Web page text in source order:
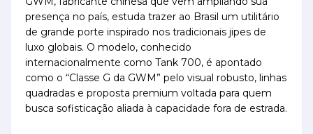
presença no país, estuda trazer ao Brasil um utilitário
de grande porte inspirado nos tradicionais jipes de
luxo globais. O modelo, conhecido
internacionalmente como Tank 700, é apontado
como o “Classe G da GWM” pelo visual robusto, linhas
quadradas e proposta premium voltada para quem
busca sofisticação aliada à capacidade fora de estrada.